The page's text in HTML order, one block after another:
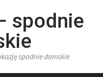
spodnie
spodnie damskie